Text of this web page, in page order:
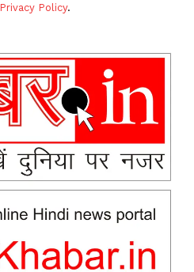
Privacy Policy.